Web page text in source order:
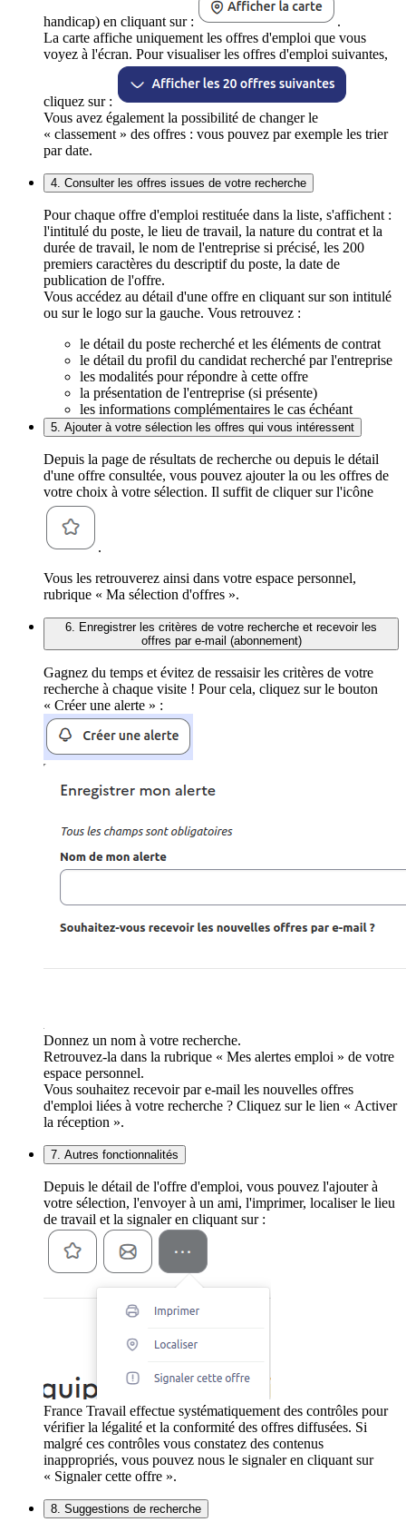
handicap) en cliquant sur :
.
La carte affiche uniquement les offres d'emploi que vous
voyez à l'écran. Pour visualiser les offres d'emploi suivantes,
cliquez sur :
Vous avez également la possibilité de changer le
« classement » des offres : vous pouvez par exemple les trier
par date.
4. Consulter les offres issues de votre recherche
Pour chaque offre d'emploi restituée dans la liste, s'affichent :
l'intitulé du poste, le lieu de travail, la nature du contrat et la
durée de travail, le nom de l'entreprise si précisé, les 200
premiers caractères du descriptif du poste, la date de
publication de l'offre.
Vous accédez au détail d'une offre en cliquant sur son intitulé
ou sur le logo sur la gauche. Vous retrouvez :
le détail du poste recherché et les éléments de contrat
le détail du profil du candidat recherché par l'entreprise
les modalités pour répondre à cette offre
la présentation de l'entreprise (si présente)
les informations complémentaires le cas échéant
5. Ajouter à votre sélection les offres qui vous intéressent
Depuis la page de résultats de recherche ou depuis le détail
d'une offre consultée, vous pouvez ajouter la ou les offres de
votre choix à votre sélection. Il suffit de cliquer sur l'icône
.
Vous les retrouverez ainsi dans votre espace personnel,
rubrique « Ma sélection d'offres ».
6. Enregistrer les critères de votre recherche et recevoir les
offres par e-mail (abonnement)
Gagnez du temps et évitez de ressaisir les critères de votre
recherche à chaque visite ! Pour cela, cliquez sur le bouton
« Créer une alerte » :
Donnez un nom à votre recherche.
Retrouvez-la dans la rubrique « Mes alertes emploi » de votre
espace personnel.
Vous souhaitez recevoir par e-mail les nouvelles offres
d'emploi liées à votre recherche ? Cliquez sur le lien « Activer
la réception ».
7. Autres fonctionnalités
Depuis le détail de l'offre d'emploi, vous pouvez l'ajouter à
votre sélection, l'envoyer à un ami, l'imprimer, localiser le lieu
de travail et la signaler en cliquant sur :
France Travail effectue systématiquement des contrôles pour
vérifier la légalité et la conformité des offres diffusées. Si
malgré ces contrôles vous constatez des contenus
inappropriés, vous pouvez nous le signaler en cliquant sur
« Signaler cette offre ».
8. Suggestions de recherche